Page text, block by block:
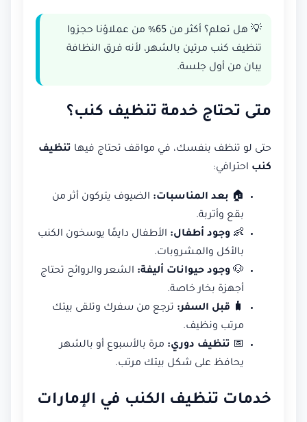
💡 هل تعلم؟ أكثر من 65% من عملاؤنا حجزوا
تنظيف كنب مرتين بالشهر، لأنه فرق النظافة
يبان من أول جلسة.
متى تحتاج خدمة تنظيف كنب؟
حتى لو تنظف بنفسك، في مواقف تحتاج فيها تنظيف
كنب احترافي:
🏠 بعد المناسبات: الضيوف يتركون أثر من
بقع وأتربة.
👶 وجود أطفال: الأطفال دايمًا يوسخون الكنب
بالأكل والمشروبات.
🐶 وجود حيوانات أليفة: الشعر والروائح تحتاج
أجهزة بخار خاصة.
🧳 قبل السفر: ترجع من سفرك وتلقى بيتك
مرتب ونظيف.
📅 تنظيف دوري: مرة بالأسبوع أو بالشهر
يحافظ على شكل بيتك مرتب.
خدمات تنظيف الكنب في الإمارات